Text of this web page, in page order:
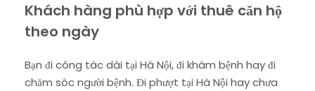
Khách hàng phù hợp với thuê căn hộ
theo ngày
Bạn đi công tác dài tại Hà Nội, đi khám bệnh hay đi
chăm sóc người bệnh. Đi phượt tại Hà Nội hay chưa